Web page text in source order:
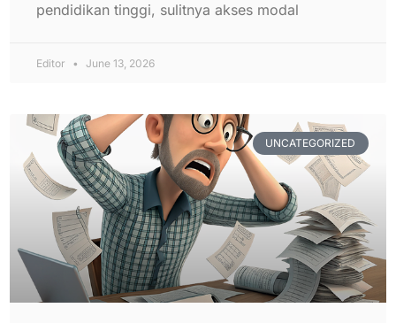
pendidikan tinggi, sulitnya akses modal
Editor June 13, 2026
UNCATEGORIZED